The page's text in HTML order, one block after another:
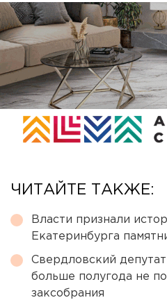
ЧИТАЙТЕ ТАКЖЕ:
Власти признали
Екатеринбурга
Свердловский
больше полугода не
заксобрания